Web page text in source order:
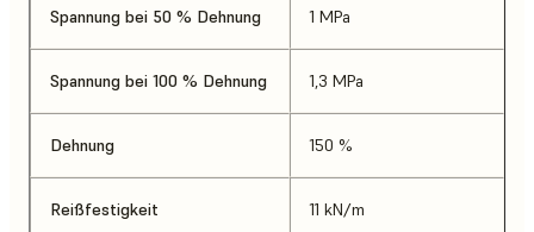
Spannung bei 50 % Dehnung 1 MPa
Spannung bei 100 % Dehnung 1,3 MPa
Dehnung 150 %
Reißfestigkeit 11 kN/m